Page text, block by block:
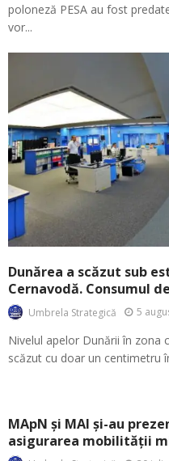
poloneză PESA au fost
vor...
Dunărea a scăzut sub
Cernavodă. Consumul
Umbrela Strategică 5
Nivelul apelor Dunării în zona
scăzut cu doar un centimetru
MApN și MAI și-au
asigurarea mobilității